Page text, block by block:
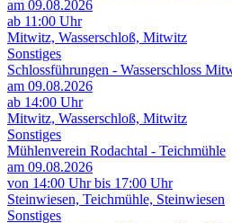
am 09.08.2026
ab 11:00 Uhr
Mitwitz, Wasserschloß, Mitwitz
Sonstiges
Schlossführungen - Wasserschloss
am 09.08.2026
ab 14:00 Uhr
Mitwitz, Wasserschloß, Mitwitz
Sonstiges
Mühlenverein Rodachtal - Teichmühle
am 09.08.2026
von 14:00 Uhr bis 17:00 Uhr
Steinwiesen, Teichmühle, Steinwiesen
Sonstiges